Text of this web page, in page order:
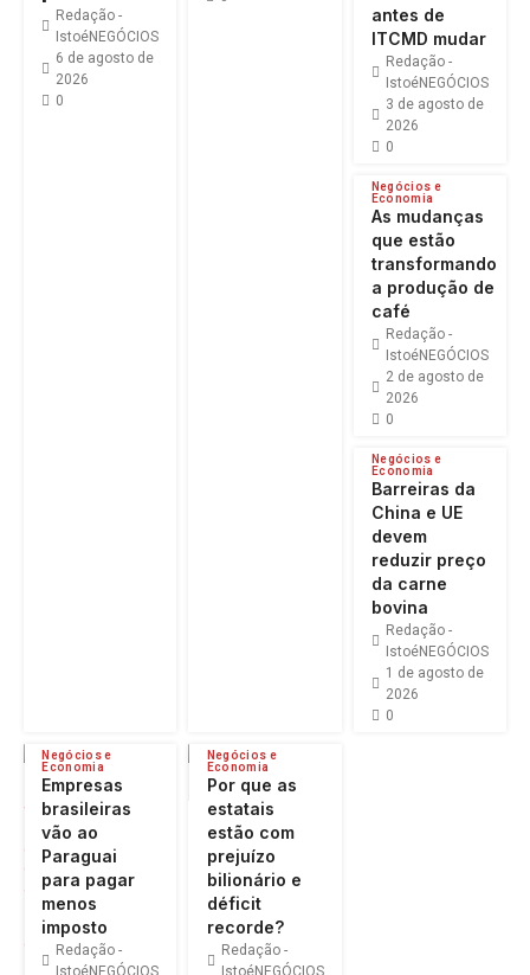
Redação -
IstoéNEGÓCIOS
6 de agosto de
2026
0
antes de
ITCMD mudar
Redação -
IstoéNEGÓCIOS
3 de agosto de
2026
0
Negócios e
Economia
As mudanças
que estão
transformando
a produção de
café
Redação -
IstoéNEGÓCIOS
2 de agosto de
2026
0
Negócios e
Economia
Barreiras da
China e UE
devem
reduzir preço
da carne
bovina
Redação -
IstoéNEGÓCIOS
1 de agosto de
2026
0
Negócios e
Economia
Empresas
brasileiras
vão ao
Paraguai
para pagar
menos
imposto
Redação -
IstoéNEGÓCIOS
Negócios e
Economia
Por que as
estatais
estão com
prejuízo
bilionário e
déficit
recorde?
Redação -
IstoéNEGÓCIOS